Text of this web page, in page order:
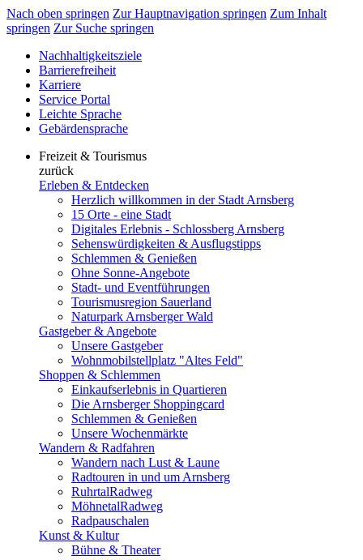
Nach oben springen Zur Hauptnavigation springen Zum Inhalt
springen Zur Suche springen
Nachhaltigkeitsziele
Barrierefreiheit
Karriere
Service Portal
Leichte Sprache
Gebärdensprache
Freizeit & Tourismus
zurück
Erleben & Entdecken
Herzlich willkommen in der Stadt Arnsberg
15 Orte - eine Stadt
Digitales Erlebnis - Schlossberg Arnsberg
Sehenswürdigkeiten & Ausflugstipps
Schlemmen & Genießen
Ohne Sonne-Angebote
Stadt- und Eventführungen
Tourismusregion Sauerland
Naturpark Arnsberger Wald
Gastgeber & Angebote
Unsere Gastgeber
Wohnmobilstellplatz "Altes Feld"
Shoppen & Schlemmen
Einkaufserlebnis in Quartieren
Die Arnsberger Shoppingcard
Schlemmen & Genießen
Unsere Wochenmärkte
Wandern & Radfahren
Wandern nach Lust & Laune
Radtouren in und um Arnsberg
RuhrtalRadweg
MöhnetalRadweg
Radpauschalen
Kunst & Kultur
Bühne & Theater